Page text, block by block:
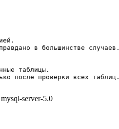
в большинстве случаев.
таблицы.
после проверки всех таблиц.
server-5.0